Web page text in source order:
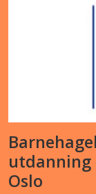
utdanning
Oslo